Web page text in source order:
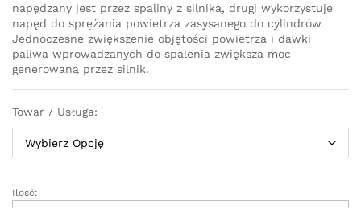
napędzany jest przez spaliny z silnika, drugi wykorzystuje
napęd do sprężania powietrza zasysanego do cylindrów.
Jednoczesne zwiększenie objętości powietrza i dawki
paliwa wprowadzanych do spalenia zwiększa moc
generowaną przez silnik.
Towar / Usługa:
Turbosprężarka
Ilość: